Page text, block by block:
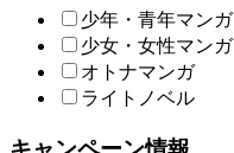
少年・青年マンガ
少女・女性マンガ
オトナマンガ
ライトノベル